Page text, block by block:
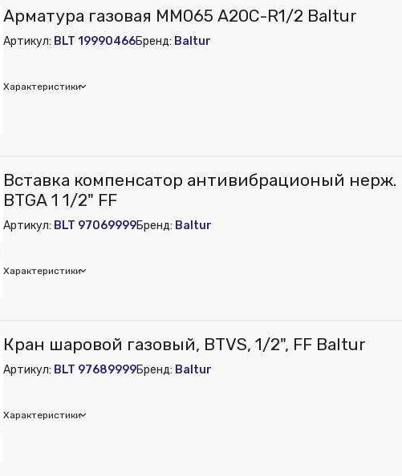
Арматура газовая MM065 A20C-R1/2 Baltur
Артикул: BLT 19990466Бренд: Baltur
Характеристики
Вставка компенсатор антивибрационый нерж.
BTGA 1 1/2" FF
Артикул: BLT 97069999Бренд: Baltur
Характеристики
Кран шаровой газовый, BTVS, 1/2", FF Baltur
Артикул: BLT 97689999Бренд: Baltur
Характеристики